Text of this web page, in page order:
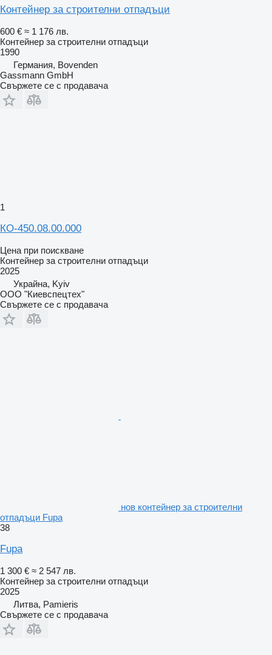
Контейнер за строителни отпадъци
600 € ≈ 1 176 лв.
Контейнер за строителни отпадъци
1990
Германия, Bovenden
Gassmann GmbH
Свържете се с продавача
1
КО-450.08.00.000
Цена при поискване
Контейнер за строителни отпадъци
2025
Украйна, Kyiv
ООО "Киевспецтех"
Свържете се с продавача
нов контейнер за строителни
отпадъци Fupa
38
Fupa
1 300 € ≈ 2 547 лв.
Контейнер за строителни отпадъци
2025
Литва, Pamieris
Свържете се с продавача